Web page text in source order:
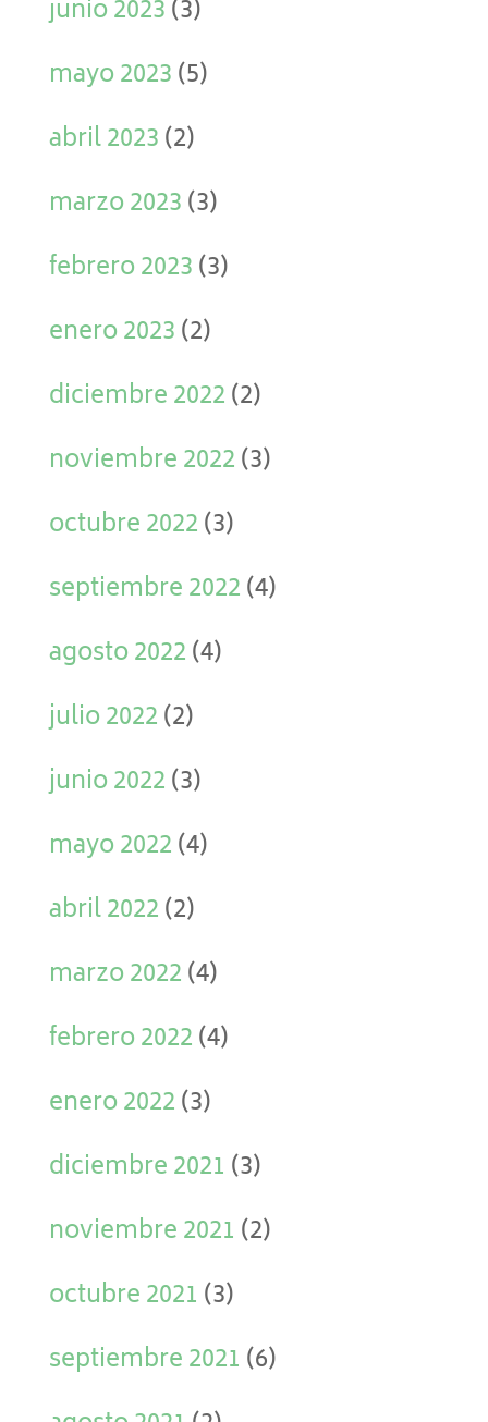
junio 2023(3)
mayo 2023(5)
abril 2023(2)
marzo 2023(3)
febrero 2023(3)
enero 2023(2)
diciembre 2022(2)
noviembre 2022(3)
octubre 2022(3)
septiembre 2022(4)
agosto 2022(4)
julio 2022(2)
junio 2022(3)
mayo 2022(4)
abril 2022(2)
marzo 2022(4)
febrero 2022(4)
enero 2022(3)
diciembre 2021 (3)
noviembre 2021 (2)
octubre 2021 (3)
septiembre 2021 (6)